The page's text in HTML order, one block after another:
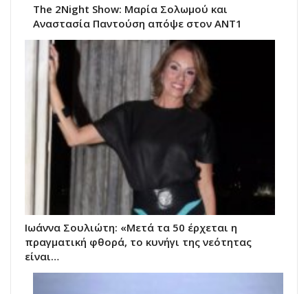
The 2Night Show: Μαρία Σολωμού και
Αναστασία Παντούση απόψε στον ΑΝΤ1
Ιωάννα Σουλιώτη: «Μετά τα 50 έρχεται η
πραγματική φθορά, το κυνήγι της νεότητας
είναι…